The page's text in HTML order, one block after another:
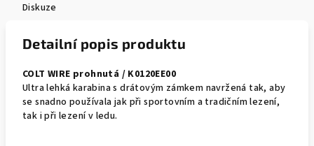
Diskuze
Detailní popis produktu
COLT WIRE prohnutá / K0120EE00
Ultra lehká karabina s drátovým zámkem navržená tak, aby
se snadno používala jak při sportovním a tradičním lezení,
tak i při lezení v ledu.